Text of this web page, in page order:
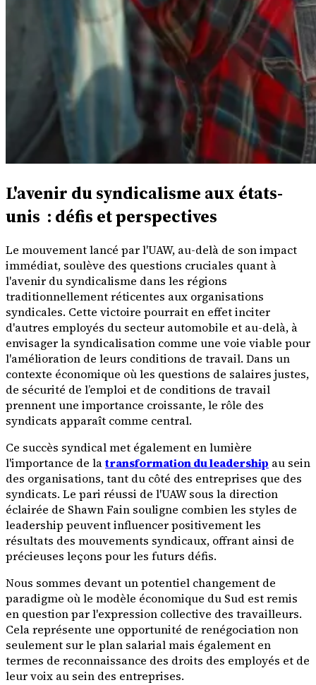
L'avenir du syndicalisme aux états-
unis : défis et perspectives
Le mouvement lancé par l'UAW, au-delà de son impact
immédiat, soulève des questions cruciales quant à
l'avenir du syndicalisme dans les régions
traditionnellement réticentes aux organisations
syndicales. Cette victoire pourrait en effet inciter
d'autres employés du secteur automobile et au-delà, à
envisager la syndicalisation comme une voie viable pour
l'amélioration de leurs conditions de travail. Dans un
contexte économique où les questions de salaires justes,
de sécurité de l’emploi et de conditions de travail
prennent une importance croissante, le rôle des
syndicats apparaît comme central.
Ce succès syndical met également en lumière
l'importance de latransformation du leadership au sein
des organisations, tant du côté des entreprises que des
syndicats. Le pari réussi de l'UAW sous la direction
éclairée de Shawn Fain souligne combien les styles de
leadership peuvent influencer positivement les
résultats des mouvements syndicaux, offrant ainsi de
précieuses leçons pour les futurs défis.
Nous sommes devant un potentiel changement de
paradigme où le modèle économique du Sud est remis
en question par l'expression collective des travailleurs.
Cela représente une opportunité de renégociation non
seulement sur le plan salarial mais également en
termes de reconnaissance des droits des employés et de
leur voix au sein des entreprises.